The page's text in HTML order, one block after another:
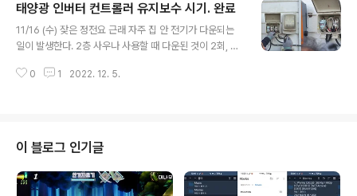
★★★) 다른 선생님들은 국내 마라탕과는 많이 다르다고
한다. 221002 탕수돼지갈비 18.0 (곱창볶음의 쪽 갈비
버전. ★★★★) 향라쪽갈비 16.0 (향은 낸 갈비튀김. 바
담백한 해물칼국수, 냉면은 옥수수면의 담백한 맛. 건두부
태양광 인버터 컨트롤러 유지보수 시기. 완료
11/16 (수) 잦은 정전요 근래 자주 집 안 전기가 다운되는
일이 발생한다. 2층 사우나 사용할 때 다운된 것이 2회, 낮
달 동안 이렇게 자주라니. 전기문제인가 하고 한전에 이야
는 게 아닌가? 안전 인디케이터도 점멸한다. 태양광 설치했
던 업체 AS (현대 SWD산업 031-413-1011)에 전화했
더니 과연. 인버터 문제라고 한다. 5년 보증, 7~10년마다
교체해야 한다고. 이제 10년 째이니 오래갔네요 한다. 80
0 1 2022. 12. 5.
이 블로그 인기글